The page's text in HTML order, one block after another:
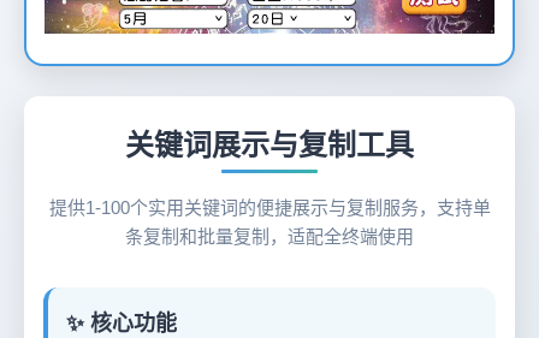
关键词展示与复制工具
提供1-100个实用关键词的便捷展示与复制服务，支持单
条复制和批量复制，适配全终端使用
✨ 核心功能